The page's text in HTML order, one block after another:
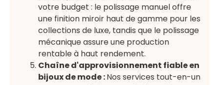
votre budget : le polissage manuel offre
une finition miroir haut de gamme pour les
collections de luxe, tandis que le polissage
mécanique assure une production
rentable à haut rendement.
Chaîne d'approvisionnement fiable en
bijoux de mode :Nos services tout-en-un